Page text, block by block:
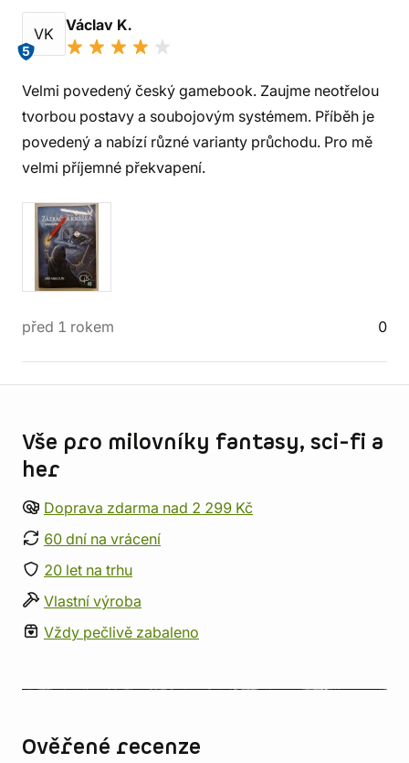
VK
5
Václav K.
Velmi povedený český gamebook. Zaujme neotřelou
tvorbou postavy a soubojovým systémem. Příběh je
povedený a nabízí různé varianty průchodu. Pro mě
velmi příjemné překvapení.
před 1 rokem 0
Vše pro milovníky fantasy, sci-fi a
her
Doprava zdarma nad 2 299 Kč
60 dní na vrácení
20 let na trhu
Vlastní výroba
Vždy pečlivě zabaleno
Ověřené recenze